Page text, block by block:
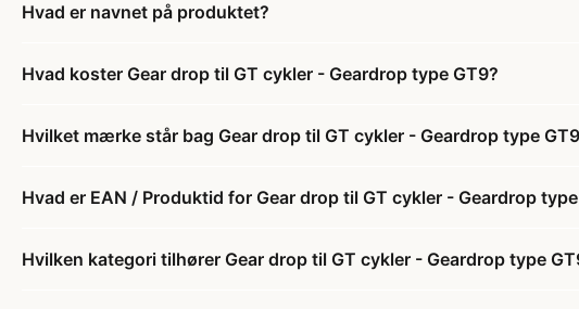
Hvad er navnet på produktet?
Hvad koster Gear drop til GT cykler - Geardrop type GT9?
Hvilket mærke står bag Gear drop til GT cykler - Geardrop type
Hvad er EAN / Produktid for Gear drop til GT cykler - Geardrop
Hvilken kategori tilhører Gear drop til GT cykler - Geardrop type